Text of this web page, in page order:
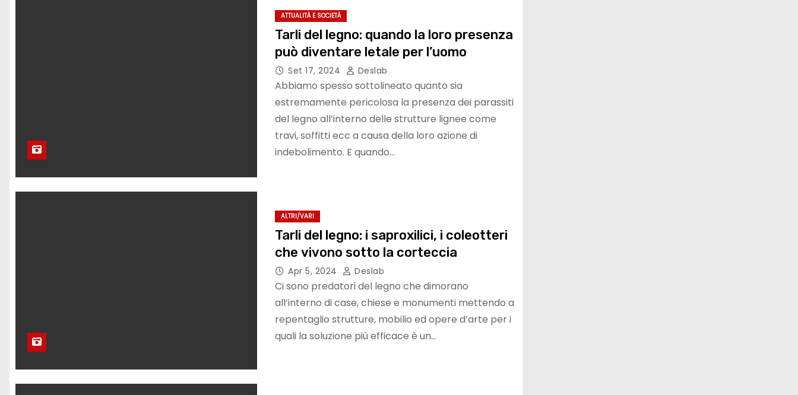
ATTUALITÀ E SOCIETÀ
Tarli del legno: quando la loro presenza
può diventare letale per l’uomo
Set 17, 2024 Deslab
Abbiamo spesso sottolineato quanto sia
estremamente pericolosa la presenza dei parassiti
del legno all’interno delle strutture lignee come
travi, soffitti ecc a causa della loro azione di
indebolimento. E quando…
ALTRI/VARI
Tarli del legno: i saproxilici, i coleotteri
che vivono sotto la corteccia
Apr 5, 2024 Deslab
Ci sono predatori del legno che dimorano
all’interno di case, chiese e monumenti mettendo a
repentaglio strutture, mobilio ed opere d’arte per i
quali la soluzione più efficace è un…